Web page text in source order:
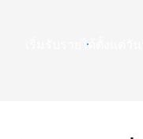
เริ่มรับรายได้ตั้งแต่วันนี้